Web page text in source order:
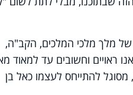
של מלך מלכי המלכים, הקב"ה,
ראויים וחשובים עד למאוד
להתייחס לעצמו כאל בן